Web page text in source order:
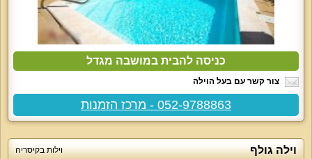
כניסה להבית במושבה מגדל
צור קשר עם בעל הוילה
052-9788863 - מרכז הזמנות
וילה גולף וילות בקיסריה